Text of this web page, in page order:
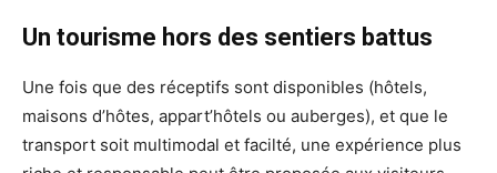
Un tourisme hors des sentiers battus
Une fois que des réceptifs sont disponibles (hôtels,
maisons d’hôtes, appart’hôtels ou auberges), et que le
transport soit multimodal et facilté, une expérience plus